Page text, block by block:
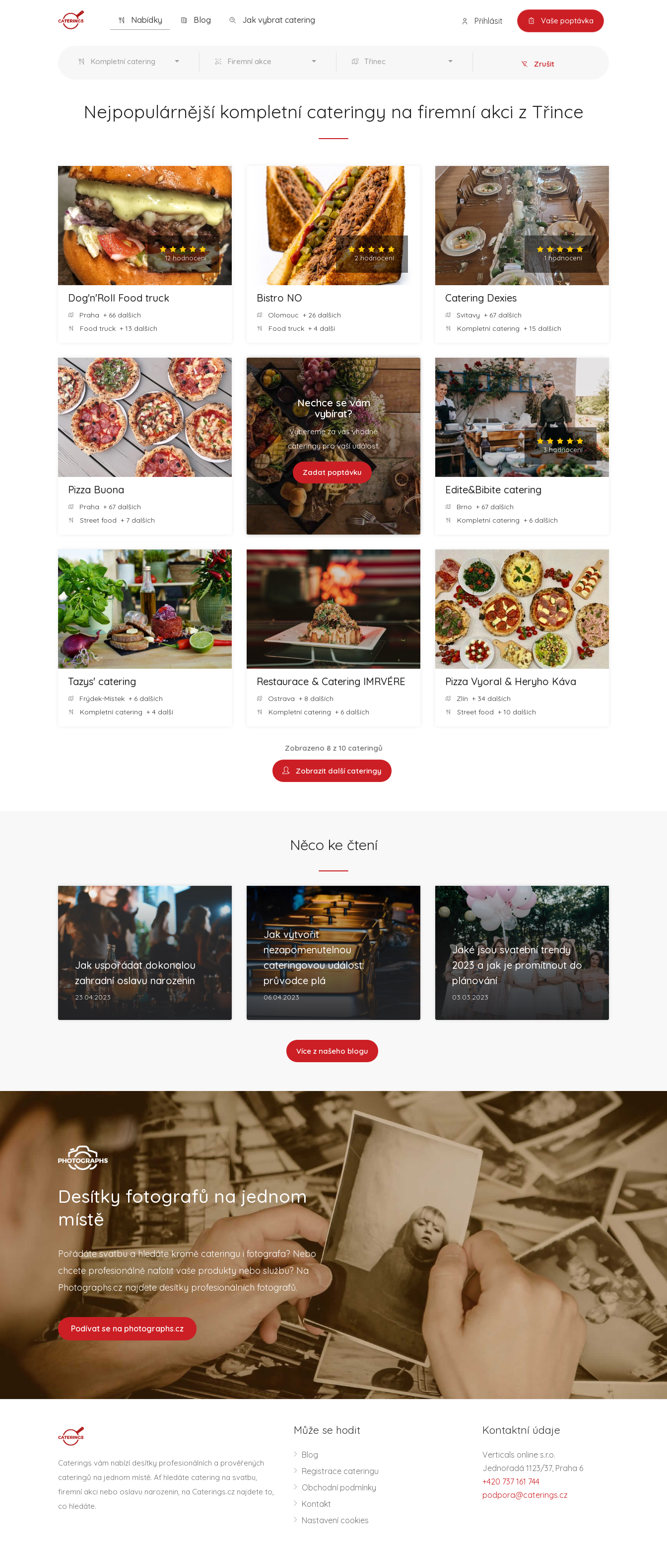
Nabídky Blog Jak vybrat catering Přihlásit Vaše poptávka
Kompletní catering Firemní akce Třinec Zrušit
Nejpopulárnější kompletní cateringy na firemní akci z Třince
12 hodnocení
Dog'n'Roll Food truck
Praha + 66 dalších
Food truck + 13 dalších
2 hodnocení
Bistro NO
Olomouc + 26 dalších
Food truck + 4 další
1 hodnocení
Catering Dexies
Svitavy + 67 dalších
Kompletní catering + 15 dalších
Pizza Buona
Praha + 67 dalších
Street food + 7 dalších
Nechce se vám
vybírat?
Vybereme za vás vhodné
cateringy pro vaší událost.
Zadat poptávku
3 hodnocení
Edite&Bibite catering
Brno + 67 dalších
Kompletní catering + 6 dalších
Tazys' catering
Frýdek-Místek + 6 dalších
Kompletní catering + 4 další
Restaurace & Catering IMRVÉRE
Ostrava + 8 dalších
Kompletní catering + 6 dalších
Pizza Vyoral & Heryho Káva
Zlín + 34 dalších
Street food + 10 dalších
Zobrazeno 8 z 10 cateringů
Zobrazit další cateringy
Něco ke čtení
Jak uspořádat dokonalou
zahradní oslavu narozenin
23.04.2023
Jak vytvořit
nezapomenutelnou
cateringovou událost:
průvodce plá
06.04.2023
Jaké jsou svatební trendy
2023 a jak je promítnout do
plánování
03.03.2023
Více z našeho blogu
Desítky fotografů na jednom
místě
Pořádáte svatbu a hledáte kromě cateringu i fotografa? Nebo
chcete profesionálně nafotit vaše produkty nebo službu? Na
Photographs.cz najdete desítky profesionálních fotografů.
Podívat se na photographs.cz
Caterings vám nabízí desítky profesionálních a prověřených
cateringů na jednom místě. Ať hledáte catering na svatbu,
firemní akci nebo oslavu narozenin, na Caterings.cz najdete to,
co hledáte.
Může se hodit
Blog
Registrace cateringu
Obchodní podmínky
Kontakt
Nastavení cookies
Kontaktní údaje
Verticals online s.r.o.
Jednořadá 1123/37, Praha 6
+420 737 161 744
podpora@caterings.cz